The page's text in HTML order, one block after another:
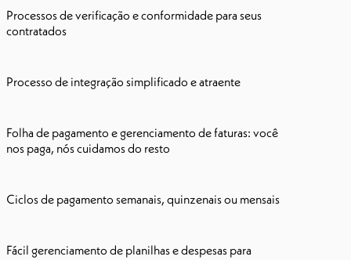
Processos de verificação e conformidade para seus
contratados
Processo de integração simplificado e atraente
Folha de pagamento e gerenciamento de faturas: você
nos paga, nós cuidamos do resto
Ciclos de pagamento semanais, quinzenais ou mensais
Fácil gerenciamento de planilhas e despesas para